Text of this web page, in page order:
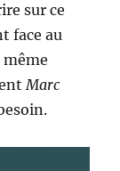
sur ce
face au
même
Marc